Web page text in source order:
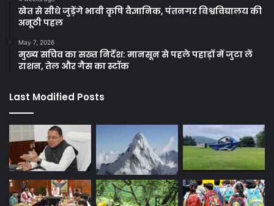
खेत से सीधे जुड़ेंगे भावी कृषि वैज्ञानिक, पंतनगर विश्वविद्यालय की
अनूठी पहल
May 7, 2026
मुख्य सचिव का सख्त निर्देश: मानसून से पहले पहाड़ों में जुटा लें
राशन, तेल और गैस का स्टॉक
Last Modified Posts